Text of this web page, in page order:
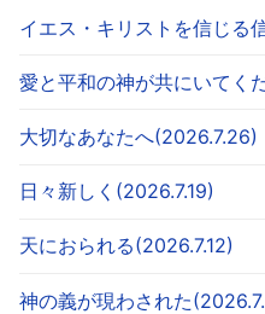
イエス・キリストを信じる
愛と平和の神が共にいてく
大切なあなたへ(2026.7.26)
日々新しく(2026.7.19)
天におられる(2026.7.12)
神の義が現わされた